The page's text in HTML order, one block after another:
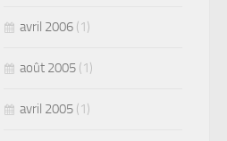
avril 2006 (1)
août 2005 (1)
avril 2005 (1)